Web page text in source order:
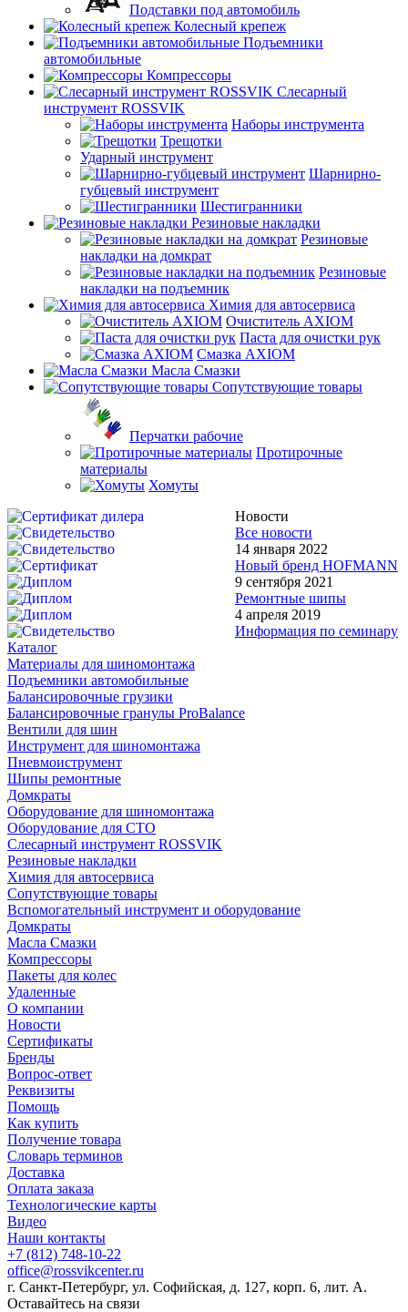
Подставки под автомобиль
Колесный крепеж
Подъемники
автомобильные
Компрессоры
Слесарный
инструмент ROSSVIK
Наборы инструмента
Трещотки
Ударный инструмент
Шарнирно-
губцевый инструмент
Шестигранники
Резиновые накладки
Резиновые
накладки на домкрат
Резиновые
накладки на подъемник
Химия для автосервиса
Очиститель AXIOM
Паста для очистки рук
Смазка AXIOM
Масла Смазки
Сопутствующие товары
Перчатки рабочие
Протирочные
материалы
Хомуты
Новости
Все новости
14 января 2022
Новый бренд HOFMANN
9 сентября 2021
Ремонтные шипы
4 апреля 2019
Информация по семинару
Каталог
Материалы для шиномонтажа
Подъемники автомобильные
Балансировочные грузики
Балансировочные гранулы ProBalance
Вентили для шин
Инструмент для шиномонтажа
Пневмоиструмент
Шипы ремонтные
Домкраты
Оборудование для шиномонтажа
Оборудование для СТО
Слесарный инструмент ROSSVIK
Резиновые накладки
Химия для автосервиса
Сопутствующие товары
Вспомогательный инструмент и оборудование
Домкраты
Масла Смазки
Компрессоры
Пакеты для колес
Удаленные
О компании
Новости
Сертификаты
Бренды
Вопрос-ответ
Реквизиты
Помощь
Как купить
Получение товара
Словарь терминов
Доставка
Оплата заказа
Технологические карты
Видео
Наши контакты
+7 (812) 748-10-22
office@rossvikcenter.ru
г. Санкт-Петербург, ул. Софийская, д. 127, корп. 6, лит. А.
Оставайтесь на связи